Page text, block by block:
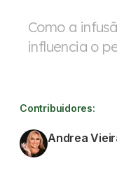
Como a
influencia o
Contribuidores:
Andrea